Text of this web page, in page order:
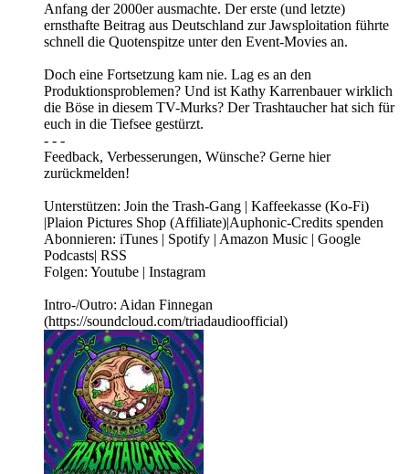
Anfang der 2000er ausmachte. Der erste (und letzte)
ernsthafte Beitrag aus Deutschland zur Jawsploitation führte
schnell die Quotenspitze unter den Event-Movies an.
Doch eine Fortsetzung kam nie. Lag es an den
Produktionsproblemen? Und ist Kathy Karrenbauer wirklich
die Böse in diesem TV-Murks? Der Trashtaucher hat sich für
euch in die Tiefsee gestürzt.
- - -
Feedback, Verbesserungen, Wünsche? Gerne hier
zurückmelden!
Unterstützen: Join the Trash-Gang | Kaffeekasse (Ko-Fi)
|Plaion Pictures Shop (Affiliate)|Auphonic-Credits spenden
Abonnieren: iTunes | Spotify | Amazon Music | Google
Podcasts| RSS
Folgen: Youtube | Instagram
Intro-/Outro: Aidan Finnegan
(https://soundcloud.com/triadaudioofficial)